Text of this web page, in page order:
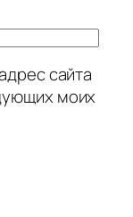
сайта
моих